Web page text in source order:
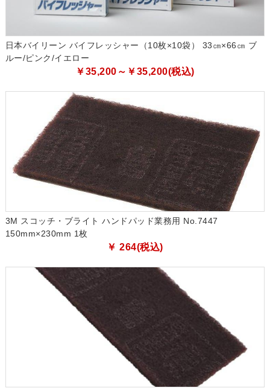
日本バイリーン バイフレッシャー（10枚×10袋） 33㎝×66㎝ ブ
ルー/ピンク/イエロー
￥35,200～￥35,200(税込)
3M スコッチ・ブライト ハンドパッド業務用 No.7447
150mm×230mm 1枚
￥ 264(税込)